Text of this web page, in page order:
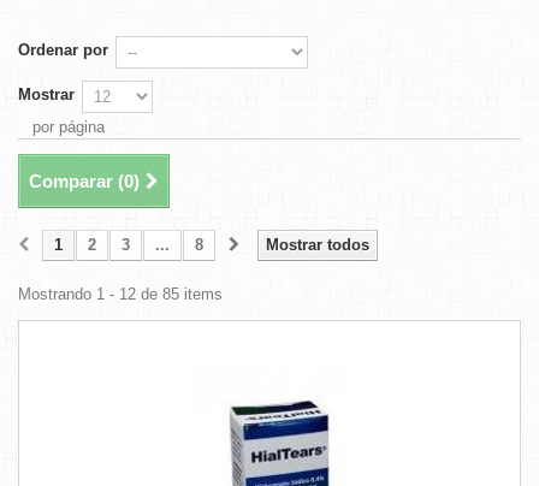
Ordenar por
Mostrar
por página
Comparar (0)
Mostrar todos
1 2 3 ... 8
Mostrando 1 - 12 de 85 items